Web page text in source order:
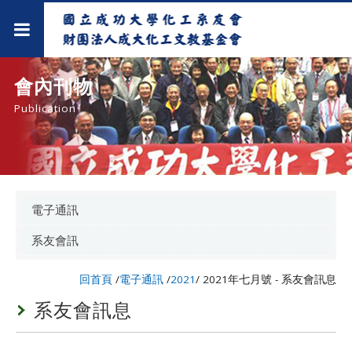
會內刊物
Publication
電子通訊
系友會訊
回首頁 /電子通訊 /2021/ 2021年七月號 - 系友會訊息
系友會訊息